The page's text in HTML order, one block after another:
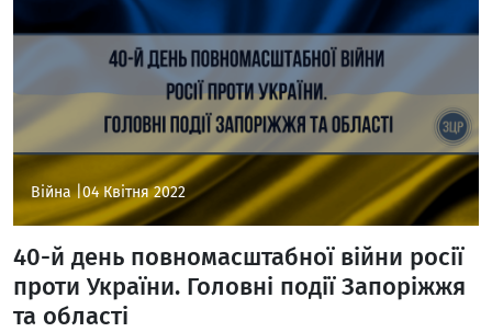
Війна |04 Квітня 2022
40-й день повномасштабної війни росії
проти України. Головні події Запоріжжя
та області